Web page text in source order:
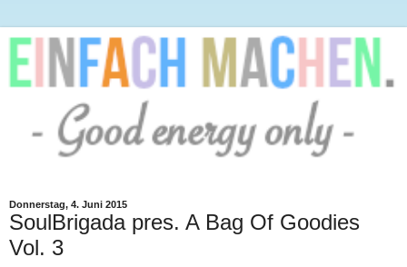
Donnerstag, 4. Juni 2015
SoulBrigada pres. A Bag Of Goodies
Vol. 3